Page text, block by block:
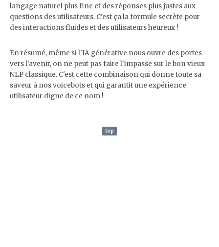
langage naturel plus fine et des réponses plus justes aux
questions des utilisateurs. C'est ça la formule secrète pour
des interactions fluides et des utilisateurs heureux !
En résumé, même si l'IA générative nous ouvre des portes
vers l'avenir, on ne peut pas faire l'impasse sur le bon vieux
NLP classique. C'est cette combinaison qui donne toute sa
saveur à nos voicebots et qui garantit une expérience
utilisateur digne de ce nom !
top